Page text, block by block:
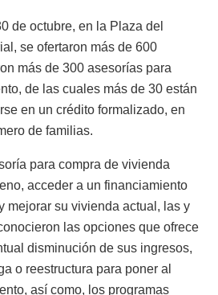
de octubre, en la Plaza del
se ofertaron más de 600
más de 300 asesorías para
de las cuales más de 30 están
en un crédito formalizado, en
de familias.
para compra de vivienda
acceder a un financiamiento
mejorar su vivienda actual, las y
las opciones que ofrece
disminución de sus ingresos,
o reestructura para poner al
así como, los programas